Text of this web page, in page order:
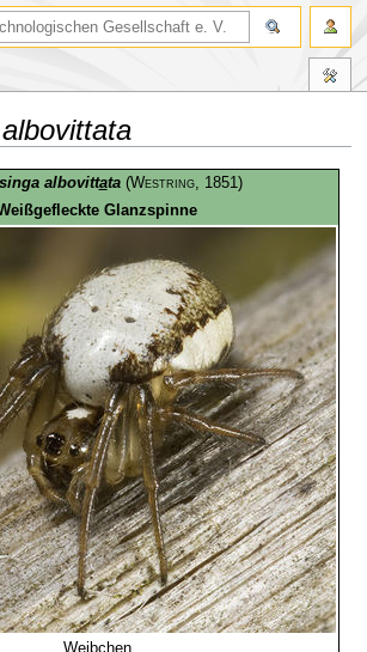
albovittata (Westring, 1851)
Glanzspinne
Weibchen